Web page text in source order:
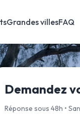
Grandes villesFAQ
Demandez
Réponse sous 48h •